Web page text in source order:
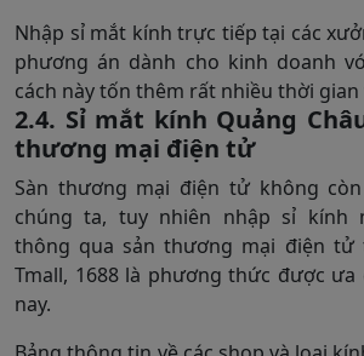
Nhập sỉ mắt kính trực tiếp tại các
phương án dành cho kinh doanh
cách này tốn thêm rất nhiều thời gian
2.4. Sỉ mắt kính Quảng
thương mại điện tử
Sàn thương mại điện tử không
chúng ta, tuy nhiên nhập sỉ kính
thông qua sản thương mại điện tử
Tmall, 1688 là phương thức được
nay.